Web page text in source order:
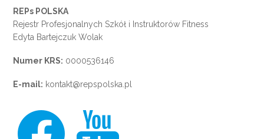
REPs POLSKA
Rejestr Profesjonalnych Szkół i Instruktorów Fitness
Edyta Bartejczuk Wolak
Numer KRS: 0000536146
E-mail: kontakt@repspolska.pl